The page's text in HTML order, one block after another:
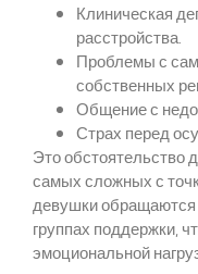
Клиническая
расстройства.
Проблемы с
собственных
Общение с
Страх перед
Это обстоятельство
самых сложных с
девушки обращаются
группах поддержки,
эмоциональной